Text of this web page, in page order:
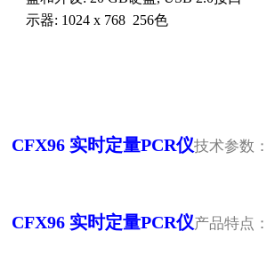
显示器: 1024 x 768 256色
CFX96 实时定量PCR仪技术参数：
CFX96 实时定量PCR仪产品特点：